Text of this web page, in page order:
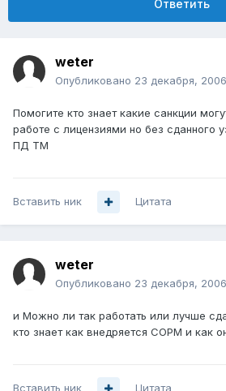
Ответить
weter
Опубликовано 23 декабря, 2006
Помогите кто знает какие санкции
работе с лицензиями но без сданного
ПД ТМ
Вставить ник Цитата
weter
Опубликовано 23 декабря, 2006
и Можно ли так работать или лучше
кто знает как внедряется СОРМ и как
Вставить ник Цитата